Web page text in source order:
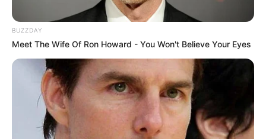
Bikin Ngakak, 10 Potret
Cosplay Murah Pakai Bahan
Seadanya
BUZZDAY
Meet The Wife Of Ron Howard - You Won't Believe Your Eyes